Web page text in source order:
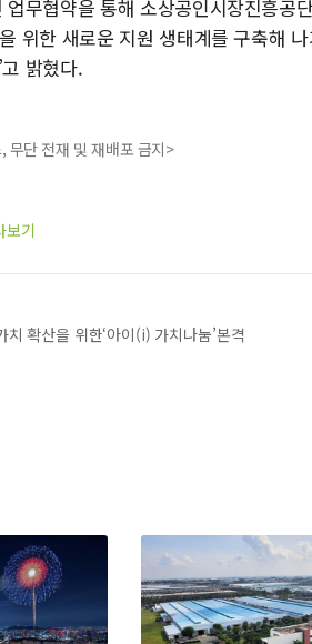
무협약을 통해 소상공인시장진흥공
위한 새로운 지원 생태계를 구축해
밝혔다.
단 전재 및 재배포 금지>
보기
치 확산을 위한‘아이(i) 가치나눔’본격